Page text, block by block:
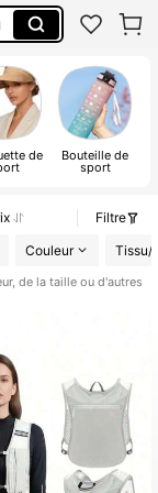
de Bouteille de
sport
Filtre
Couleur Tissu/
de la taille ou d'autres